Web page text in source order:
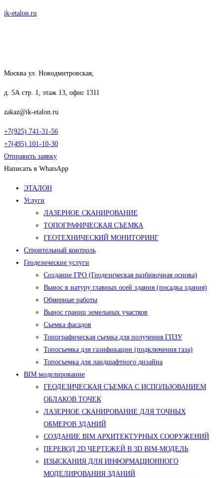
Перейти
ik-etalon.ru
Москва ул. Новодмитровская,
д. 5А стр. 1, этаж 13, офис 1311
zakaz@ik-etalon.ru
+7(925) 741-31-56
+7(495) 101-10-30
Отправить заявку
Написать в WhatsApp
Меню
ЭТАЛОН
Услуги
ЛАЗЕРНОЕ СКАНИРОВАНИЕ
ТОПОГРАФИЧЕСКАЯ СЪЕМКА
ГЕОТЕХНИЧЕСКИЙ МОНИТОРИНГ
Строительный контроль
Геодезические услуги
Создание ГРО (Геодезическая разбивочная основа)
Вынос в натуру главных осей здания (посадка здания)
Обмерные работы
Вынос границ земельных участков
Съемка фасадов
Топографическая съемка для получения ГПЗУ
Топосъемка для газификации (подключения газа)
Топосъемка для ландшафтного дизайна
BIM моделирование
ГЕОДЕЗИЧЕСКАЯ СЪЕМКА С ИСПОЛЬЗОВАНИЕМ
ОБЛАКОВ ТОЧЕК
ЛАЗЕРНОЕ СКАНИРОВАНИЕ ДЛЯ ТОЧНЫХ
ОБМЕРОВ ЗДАНИЙ
СОЗДАНИЕ BIM АРХИТЕКТУРНЫХ СООРУЖЕНИЙ
ПЕРЕВОД 2D ЧЕРТЕЖЕЙ В 3D BIM-МОДЕЛЬ
ИЗЫСКАНИЯ ДЛЯ ИНФОРМАЦИОННОГО
МОДЕЛИРОВАНИЯ ЗДАНИЙ